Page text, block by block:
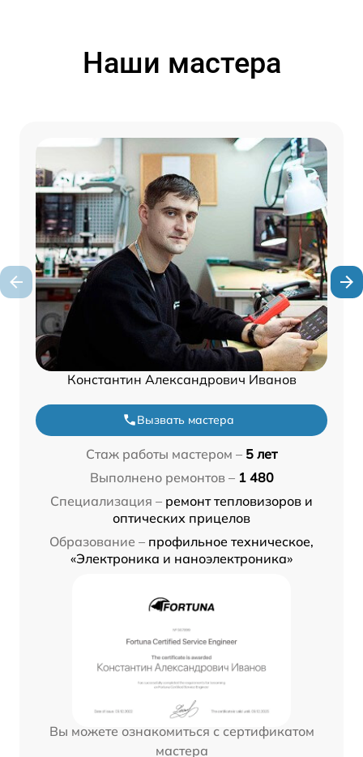
Наши мастера
Константин Александрович Иванов
Вызвать мастера
Стаж работы мастером – 5 лет
Выполнено ремонтов – 1 480
Специализация – ремонт тепловизоров и
оптических прицелов
Образование – профильное техническое,
«Электроника и наноэлектроника»
Вы можете ознакомиться с сертификатом
мастера